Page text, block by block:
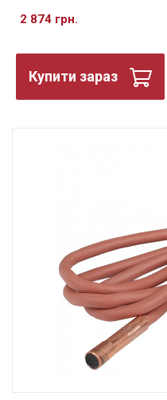
2 874 грн.
Купити зараз